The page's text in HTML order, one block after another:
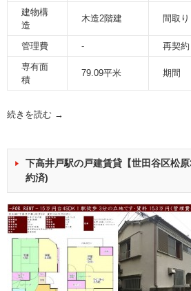
建物構
造
木造2階建 間取り
管理費 - 再契約
専有面
積
79.09平米 期間
続きを読む →
下高井戸駅の戸建賃貸【世田谷区松
約済)